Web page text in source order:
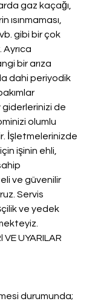
gaz kaçağı,
gibi bir çok
Ayrıca
bir arıza
dahi periyodik
de
olumlu
İşletmelerinizde
işinin ehli,
ve güvenilir
Servis
ve yedek
VE UYARILAR
durumunda;